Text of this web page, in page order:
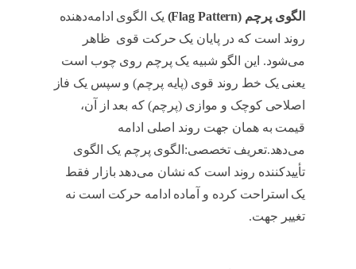
الگوی پرچم (Flag Pattern)
یک الگوی ادامه‌دهنده
روند است که در پایان یک حرکت قوی ظاهر
می‌شود. این الگو شبیه یک پرچم روی چوب است
یعنی یک خط روند قوی (پایه پرچم) و سپس یک فاز
اصلاحی کوچک و موازی (پرچم) که بعد از آن،
قیمت به همان جهت روند اصلی ادامه
می‌دهد.تعریف تخصصی:الگوی پرچم یک الگوی
تأییدکننده روند است که نشان می‌دهد بازار فقط
یک استراحت کرده و آماده ادامه حرکت است نه
تغییر جهت.